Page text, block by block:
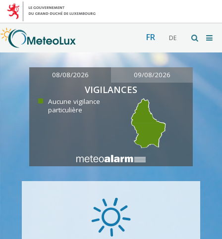
FR DE
08/08/2026 09/08/2026
VIGILANCES
Aucune vigilance
particulière